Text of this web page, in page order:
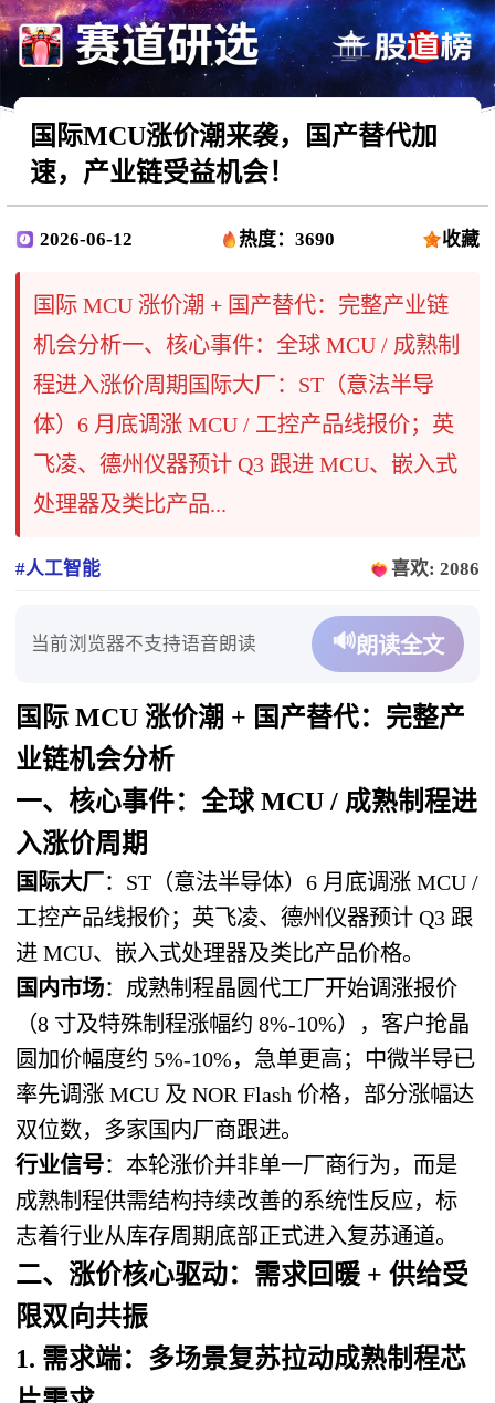
国际MCU涨价潮来袭，国产替代加
速，产业链受益机会！
2026-06-12 热度：3690 收藏
国际 MCU 涨价潮 + 国产替代：完整产业链
机会分析一、核心事件：全球 MCU / 成熟制
程进入涨价周期国际大厂：ST（意法半导
体）6 月底调涨 MCU / 工控产品线报价；英
飞凌、德州仪器预计 Q3 跟进 MCU、嵌入式
处理器及类比产品...
#人工智能 喜欢: 2086
当前浏览器不支持语音朗读 🔊朗读全文
国际 MCU 涨价潮 + 国产替代： 完整产
业链机会分析
一、核心事件：全球 MCU / 成熟制程进
入涨价周期
国际大厂：ST（意法半导体）6 月底调涨 MCU /
工控产品线报价；英飞凌、德州仪器预计 Q3 跟
进 MCU、嵌入式处理器及类比产品价格。
国内市场：成熟制程晶圆代工厂开始调涨报价
（8 寸及特殊制程涨幅约 8%-10%），客户抢晶
圆加价幅度约 5%-10%，急单更高；中微半导已
率先调涨 MCU 及 NOR Flash 价格，部分涨幅达
双位数，多家国内厂商跟进。
行业信号：本轮涨价并非单一厂商行为，而是
成熟制程供需结构持续改善的系统性反应，标
志着行业从库存周期底部正式进入复苏通道。
二、涨价核心驱动： 需求回暖 + 供给受
限双向共振
1. 需求端：多场景复苏拉动成熟制程芯